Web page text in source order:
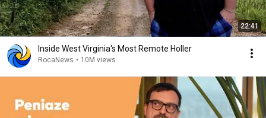
22:41
Inside West Virginia's Most Remote Holler
RocaNews • 10M views